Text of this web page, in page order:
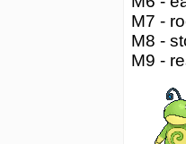
M7 -
M8 -
M9 -